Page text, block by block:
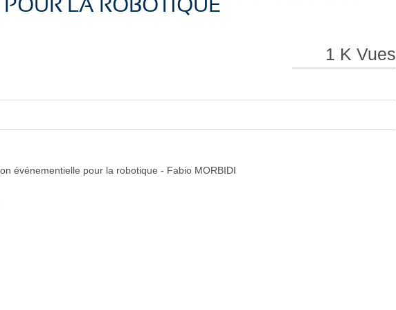
l
l
LA ROBOTIQUE
1 K Vues
événementielle pour la robotique - Fabio MORBIDI